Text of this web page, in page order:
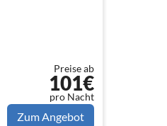
Preise ab
101€
pro Nacht
Zum Angebot